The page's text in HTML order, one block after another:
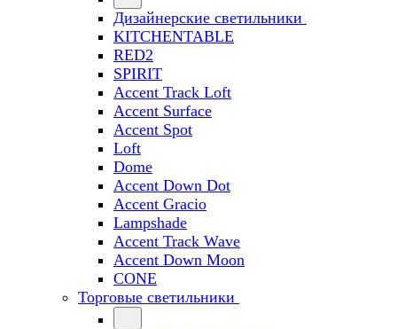
Дизайнерские светильники
KITCHENTABLE
RED2
SPIRIT
Accent Track Loft
Accent Surface
Accent Spot
Loft
Dome
Accent Down Dot
Accent Gracio
Lampshade
Accent Track Wave
Accent Down Moon
CONE
Торговые светильники